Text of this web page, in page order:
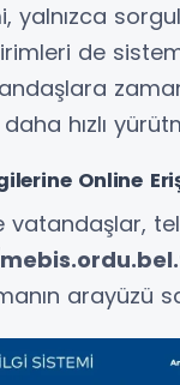
yalnızca
de
hızlı
Online
vatandaşlar,
arayüzü